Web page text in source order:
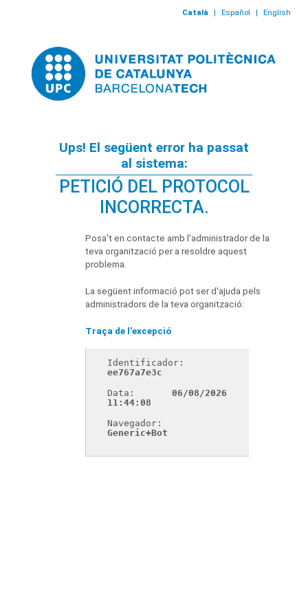
Català | Español | English
Ups! El següent error ha passat
al sistema:
PETICIÓ DEL PROTOCOL
INCORRECTA.
Posa't en contacte amb l'administrador de la
teva organització per a resoldre aquest
problema.
La següent informació pot ser d'ajuda pels
administradors de la teva organització:
Traça de l'excepció
ee767a7e3c
Data:
06/08/2026
11:44:08
Generic+Bot